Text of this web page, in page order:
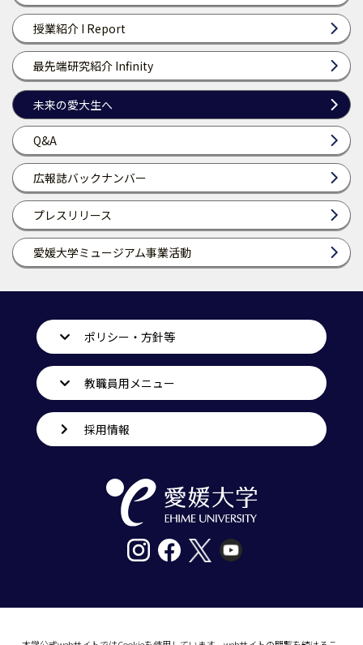
授業紹介 I Report
最先端研究紹介 Infinity
未来の愛大生へ
Q&A
広報誌バックナンバー
プレスリリース
愛媛大学ミュージアム事業活動
ポリシー・方針等
教職員用メニュー
採用情報